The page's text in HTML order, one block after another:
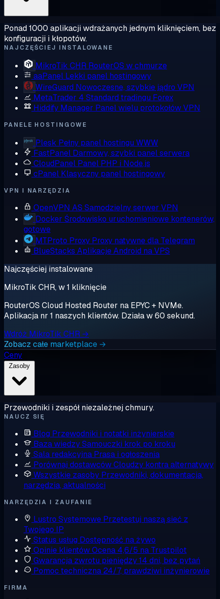
Ponad 1000 aplikacji wdrażanych jednym kliknięciem, bez
konfiguracji i kłopotów.
NAJCZĘŚCIEJ INSTALOWANE
MikroTik CHR RouterOS w chmurze
aaPanel Lekki panel hostingowy
WireGuard Nowoczesne, szybkie jądro VPN
MetaTrader 4 Standard tradingu Forex
Hiddify Manager Panel wielu protokołów VPN
PANELE HOSTINGOWE
Plesk Pełny panel hostingu WWW
FastPanel Darmowy, szybki panel serwera
CloudPanel Panel PHP i Node.js
cPanel Klasyczny panel hostingowy
VPN I NARZĘDZIA
OpenVPN AS Samodzielny serwer VPN
Docker Środowisko uruchomieniowe kontenerów,
gotowe
MTProto Proxy Proxy natywne dla Telegram
BlueStacks Aplikacje Android na VPS
Najczęściej instalowane
MikroTik CHR, w 1 kliknięcie
RouterOS Cloud Hosted Router na EPYC + NVMe.
Aplikacja nr 1 naszych klientów. Działa w 60 sekund.
Wdróż MikroTik CHR →
Zobacz całe marketplace →
Ceny
Przewodniki i zespół niezależnej chmury.
NAUCZ SIĘ
Blog Przewodniki i notatki inżynierskie
Baza wiedzySamouczki krok po kroku
Sala redakcyjna Prasa i ogłoszenia
Porównaj dostawcówCloudzy kontra alternatywy
Wszystkie zasoby Przewodniki, dokumentacja,
narzędzia, aktualności
NARZĘDZIA I ZAUFANIE
Lustro Systemowe Przetestuj naszą sieć z
Twojego IP
Status usług Dostępność na żywo
Opinie klientówOcena 4,6/5 na Trustpilot
Gwarancja zwrotu pieniędzy14 dni, bez pytań
Pomoc techniczna 24/7, prawdziwi inżynierowie
FIRMA